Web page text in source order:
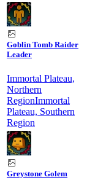
Goblin Tomb Raider
Leader
Immortal Plateau,
Northern
RegionImmortal
Plateau, Southern
Region
Greystone Golem